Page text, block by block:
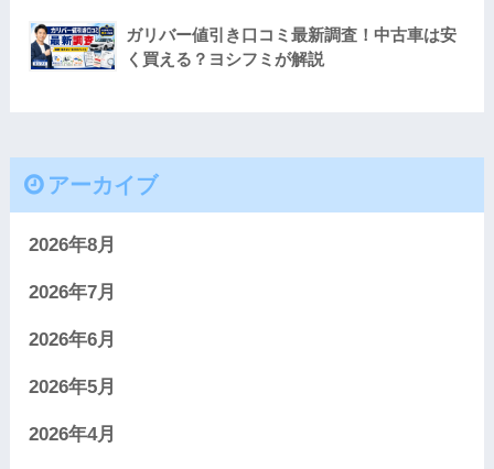
ガリバー値引き口コミ最新調査！中古車は安
く買える？ヨシフミが解説
アーカイブ
2026年8月
2026年7月
2026年6月
2026年5月
2026年4月